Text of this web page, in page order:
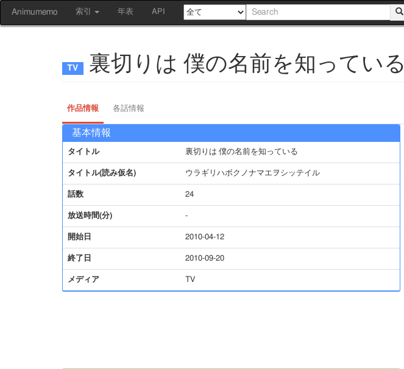
Animumemo 索引 年表 API
裏切りは 僕の名前を知っている
作品情報 各話情報
基本情報
タイトル 裏切りは 僕の名前を知っている
タイトル(読み仮名) ウラギリハボクノナマエヲシッテイル
話数 24
放送時間(分) -
開始日 2010-04-12
終了日 2010-09-20
メディア TV